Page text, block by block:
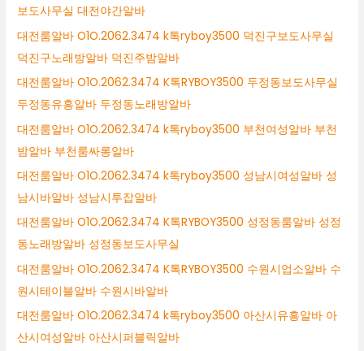
보도사무실 대전야간알바
대전룸알바 O1O.2062.3474 k톡ryboy3500 덕진구보도사무실
덕진구노래방알바 덕진주밤알바
대전룸알바 O1O.2062.3474 K톡RYBOY3500 두정동보도사무실
두정동유흥알바 두정동노래방알바
대전룸알바 O1O.2062.3474 k톡ryboy3500 부천여성알바 부천
밤알바 부천룸싸롱알바
대전룸알바 O1O.2062.3474 k톡ryboy3500 성남시여성알바 성
남시바알바 성남시투잡알바
대전룸알바 O1O.2062.3474 K톡RYBOY3500 성정동룸알바 성정
동노래방알바 성정동보도사무실
대전룸알바 O1O.2062.3474 K톡RYBOY3500 수원시업소알바 수
원시테이블알바 수원시바알바
대전룸알바 O1O.2062.3474 k톡ryboy3500 아산시유흥알바 아
산시여성알바 아산시퍼블릭알바